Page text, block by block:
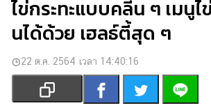
บอล
สด
เงิน
การ
ไข่กระทะแบบคลีน ๆ เมนู
นได้ด้วย เฮลธ์ตี้สุด ๆ
22 ต.ค. 2564 เวลา 14:40:16